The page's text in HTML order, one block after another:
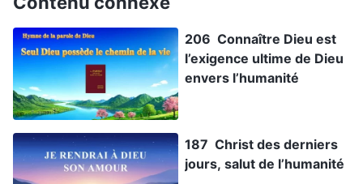
206 Connaître Dieu est
l’exigence ultime de Dieu
envers l’humanité
187 Christ des derniers
jours, salut de l’humanité